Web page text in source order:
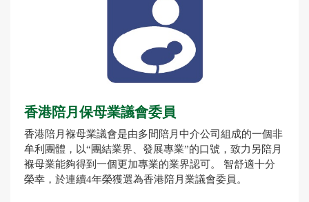
香港陪月保母業議會委員
香港陪月褓母業議會是由多間陪月中介公司組成的一個非
牟利團體，以“團結業界、發展專業”的口號，致力另陪月
褓母業能夠得到一個更加專業的業界認可。 智舒適十分
榮幸，於連續4年榮獲選為香港陪月業議會委員。